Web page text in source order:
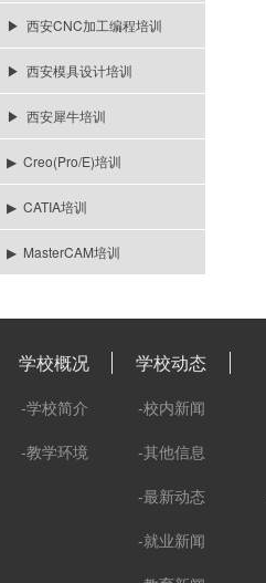
▶ 西安CNC加工编程培训
▶ 西安模具设计培训
▶ 西安犀牛培训
▶ Creo(Pro/E)培训
▶ CATIA培训
▶ MasterCAM培训
学校概况
-学校简介
-教学环境
学校动态
-校内新闻
-其他信息
-最新动态
-就业新闻